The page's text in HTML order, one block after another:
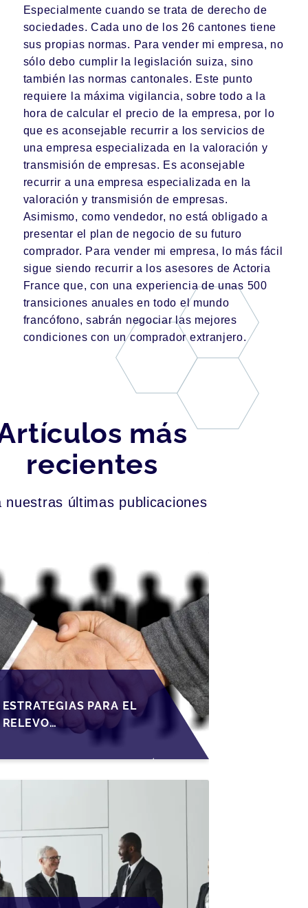
Especialmente cuando se trata de derecho de
sociedades. Cada uno de los 26 cantones tiene
sus propias normas. Para vender mi empresa, no
sólo debo cumplir la legislación suiza, sino
también las normas cantonales. Este punto
requiere la máxima vigilancia, sobre todo a la
hora decalcular el precio de la empresa, por lo
que es aconsejable recurrir a los servicios de
una empresa especializada en la valoración y
transmisión de empresas. Es aconsejable
recurrir a una empresa especializada en la
valoración y transmisión de empresas.
Asimismo, como vendedor, no está obligado a
presentar el plan de negocio de su futuro
comprador. Para vender mi empresa, lo más fácil
sigue siendo recurrir a los asesores de Actoria
France que, con una experiencia de unas 500
transiciones anuales en todo el mundo
francófono, sabrán negociar las mejores
condiciones con un comprador extranjero.
más
recientes
nuestras últimas publicaciones
ESTRATEGIAS PARA EL
RELEVO
GENERACIONAL EN
PYMES ESPAÑOLAS